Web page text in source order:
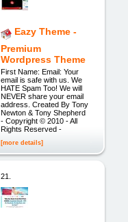
Eazy Theme -
Premium
Wordpress Theme
First Name: Email: Your
email is safe with us. We
HATE Spam Too! We will
NEVER share your email
address. Created By Tony
Newton & Tony Shepherd
- Copyright © 2010 - All
Rights Reserved -
[more details]
21.